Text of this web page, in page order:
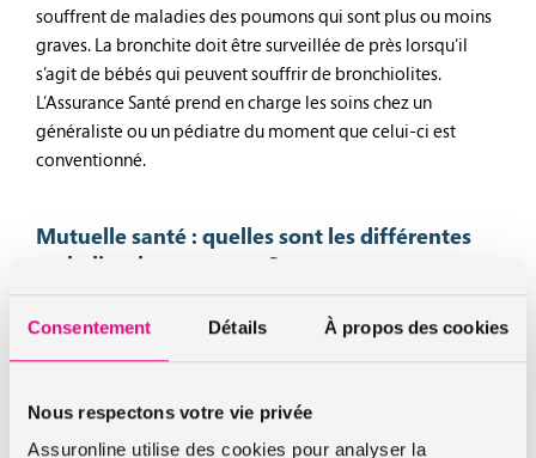
Consentement Détails À propos des cookies
Nous respectons votre vie privée
Assuronline utilise des cookies pour analyser la
souffrent de maladies des poumons qui sont plus ou moins
graves. La bronchite doit être surveillée de près lorsqu’il
s’agit de bébés qui peuvent souffrir de bronchiolites.
L’Assurance Santé prend en charge les soins chez un
généraliste ou un pédiatre du moment que celui-ci est
conventionné.
Mutuelle santé : quelles sont les différentes
maladies des poumons ?
Plus grave, la pneumonie peut être due à un virus ou à une
bactérie. Il existe un vaccin prescrit dans certains cas
particuliers. Cette maladie du poumon est pris en charge
par la mutuelle santé. Un vaccin est également prescrit pour
certains bébés afin de les protéger contre la coqueluche.